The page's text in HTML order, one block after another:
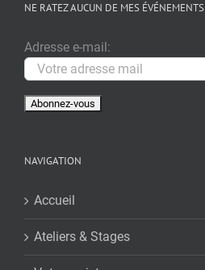
NE RATEZ AUCUN DE MES ÉVÉNEMENTS
Adresse e-mail:
NAVIGATION
Accueil
Ateliers & Stages